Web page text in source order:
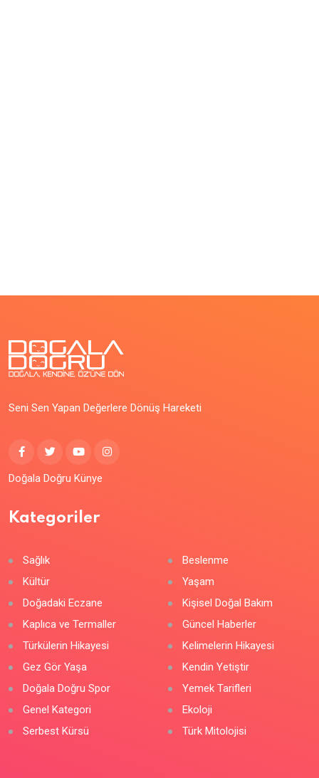
Seni Sen Yapan Değerlere Dönüş Hareketi
Doğala Doğru Künye
Kategoriler
Sağlık
Beslenme
Kültür
Yaşam
Doğadaki Eczane
Kişisel Doğal Bakım
Kaplıca ve Termaller
Güncel Haberler
Türkülerin Hikayesi
Kelimelerin Hikayesi
Gez Gör Yaşa
Kendin Yetiştir
Doğala Doğru Spor
Yemek Tarifleri
Genel Kategori
Ekoloji
Serbest Kürsü
Türk Mitolojisi